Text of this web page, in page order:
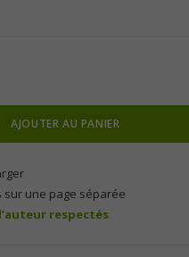
AJOUTER AU PANIER
sur une page séparée
respectés